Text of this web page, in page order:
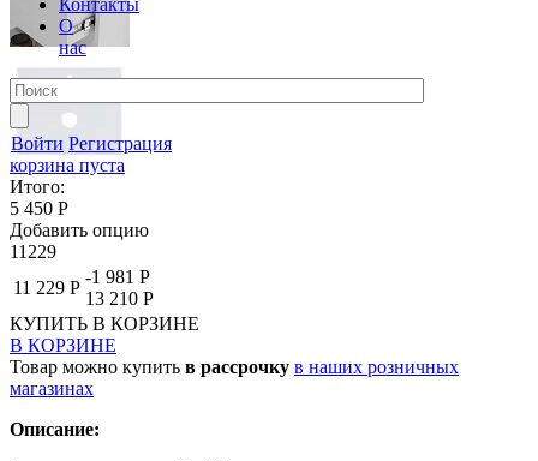
О
нас
Войти Регистрация
корзина пуста
Итого:
5 450 Р
Добавить опцию
11229
11 229 Р
-1 981 Р
13 210 Р
КУПИТЬ В КОРЗИНЕ
В КОРЗИНЕ
Товар можно купить в рассрочку в наших розничных
магазинах
Описание: